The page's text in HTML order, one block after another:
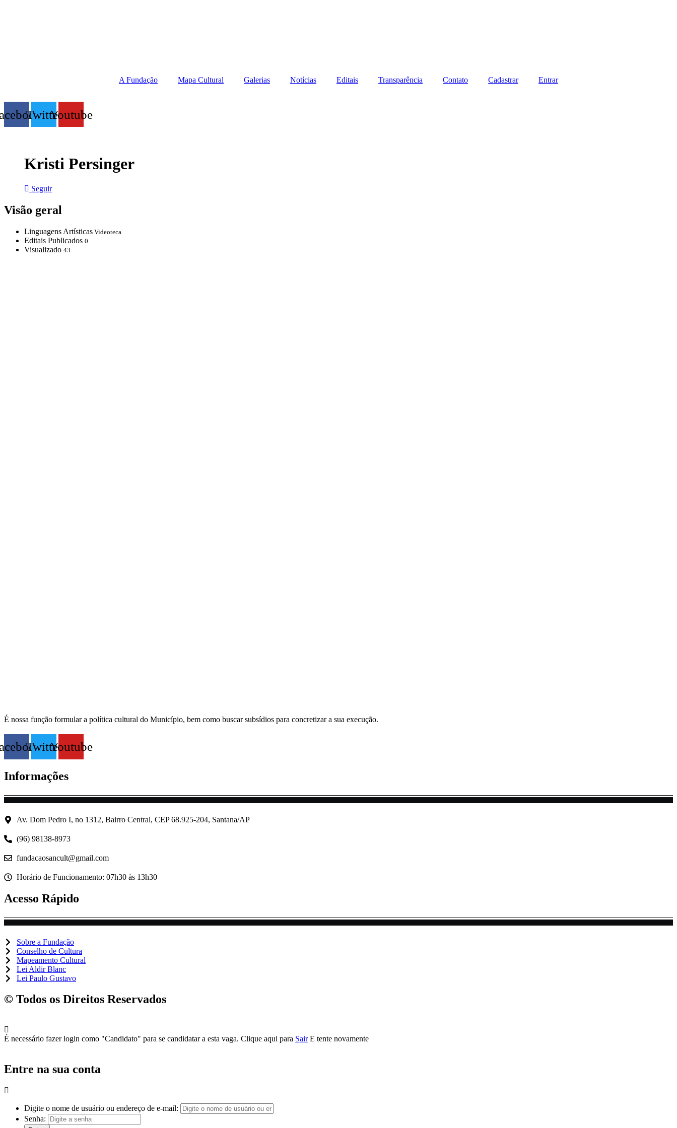
A Fundação Mapa Cultural Galerias Notícias Editais Transparência Contato Cadastrar Entrar
TwitterYoutube
Kristi Persinger
Seguir
Visão geral
Linguagens Artísticas Videoteca
Editais Publicados 0
Visualizado 43
É nossa função formular a política cultural do Município, bem como buscar subsídios para concretizar a sua execução.
TwitterYoutube
Informações
Av. Dom Pedro I, no 1312, Bairro Central, CEP 68.925-204, Santana/AP
(96) 98138-8973
fundacaosancult@gmail.com
Horário de Funcionamento: 07h30 às 13h30
Acesso Rápido
Sobre a Fundação
Conselho de Cultura
Mapeamento Cultural
Lei Aldir Blanc
Lei Paulo Gustavo
© Todos os Direitos Reservados
É necessário fazer login como "Candidato" para se candidatar a esta vaga. Clique aqui para Sair E tente novamente
Entre na sua conta
Digite o nome de usuário ou endereço de e-mail:
Senha: